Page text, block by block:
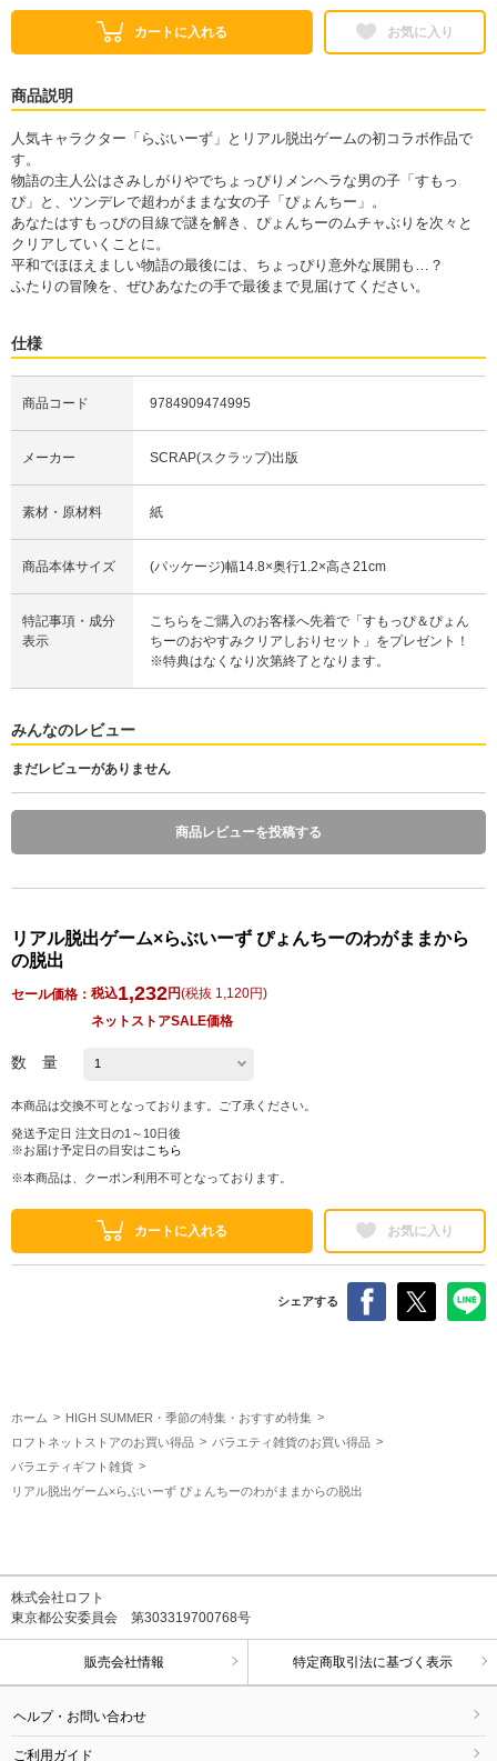
カートに入れる お気に入り
商品説明
人気キャラクター「らぶいーず」とリアル脱出ゲームの初コラボ作品で
す。
物語の主人公はさみしがりやでちょっぴりメンヘラな男の子「すもっ
ぴ」と、ツンデレで超わがままな女の子「ぴょんちー」。
あなたはすもっぴの目線で謎を解き、ぴょんちーのムチャぶりを次々と
クリアしていくことに。
平和でほほえましい物語の最後には、ちょっぴり意外な展開も…？
ふたりの冒険を、ぜひあなたの手で最後まで見届けてください。
仕様
商品コード 9784909474995
メーカー SCRAP(スクラップ)出版
素材・原材料 紙
商品本体サイズ (パッケージ)幅14.8×奥行1.2×高さ21cm
特記事項・成分
表示
こちらをご購入のお客様へ先着で「すもっぴ＆ぴょん
ちーのおやすみクリアしおりセット」をプレゼント！
※特典はなくなり次第終了となります。
みんなのレビュー
まだレビューがありません
商品レビューを投稿する
リアル脱出ゲーム×らぶいーず ぴょんちーのわがままから
の脱出
セール価格： 税込1,232円(税抜 1,120円)
ネットストアSALE価格
数 量
本商品は交換不可となっております。ご了承ください。
発送予定日 注文日の1～10日後
※お届け予定日の目安は こちら
※本商品は、クーポン利用不可となっております。
カートに入れる お気に入り
シェアする
ホーム
HIGH SUMMER・季節の特集・おすすめ特集
ロフトネットストアのお買い得品
バラエティ雑貨のお買い得品
バラエティギフト雑貨
リアル脱出ゲーム×らぶいーず ぴょんちーのわがままからの脱出
株式会社ロフト
東京都公安委員会 第303319700768号
販売会社情報 特定商取引法に基づく表示
ヘルプ・お問い合わせ
ご利用ガイド